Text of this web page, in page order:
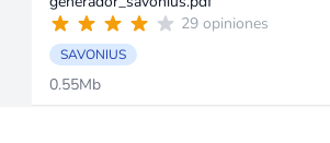
29 opiniones
SAVONIUS
0.55Mb